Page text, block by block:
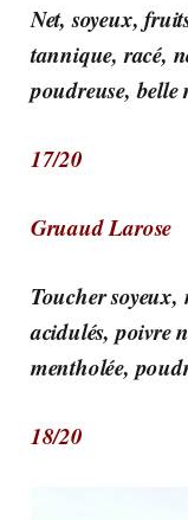
Net, soyeux,
tannique, racé,
poudreuse, belle
17/20
Gruaud Larose
Toucher
acidulés, poivre
mentholée,
18/20